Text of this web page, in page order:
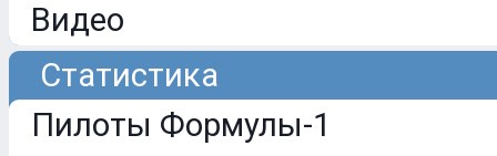
Видео
Статистика
Пилоты Формулы-1